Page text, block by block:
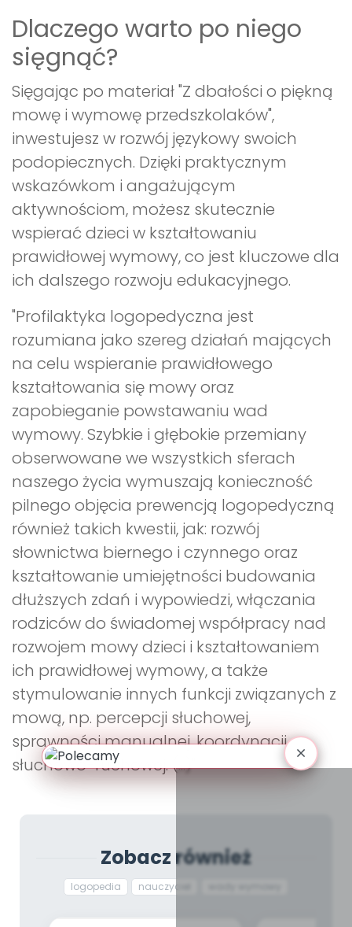
Dlaczego warto po niego
sięgnąć?
Sięgając po materiał "Z dbałości o piękną
mowę i wymowę przedszkolaków",
inwestujesz w rozwój językowy swoich
podopiecznych. Dzięki praktycznym
wskazówkom i angażującym
aktywnościom, możesz skutecznie
wspierać dzieci w kształtowaniu
prawidłowej wymowy, co jest kluczowe dla
ich dalszego rozwoju edukacyjnego.
"Profilaktyka logopedyczna jest
rozumiana jako szereg działań mających
na celu wspieranie prawidłowego
kształtowania się mowy oraz
zapobieganie powstawaniu wad
wymowy. Szybkie i głębokie przemiany
obserwowane we wszystkich sferach
naszego życia wymuszają konieczność
pilnego objęcia prewencją logopedyczną
również takich kwestii, jak: rozwój
słownictwa biernego i czynnego oraz
kształtowanie umiejętności budowania
dłuższych zdań i wypowiedzi, włączania
rodziców do świadomej współpracy nad
rozwojem mowy dzieci i kształtowaniem
ich prawidłowej wymowy, a także
stymulowanie innych funkcji związanych z
mową, np. percepcji słuchowej,
sprawności manualnej, koordynacji
słuchowo-ruchowej. (...)"
Zobacz również
logopedia nauczyciel